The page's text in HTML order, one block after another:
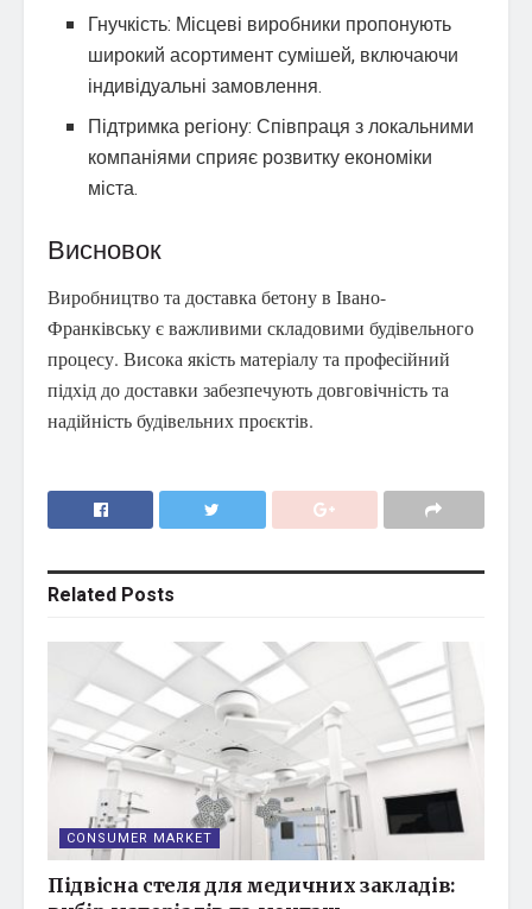
Гнучкість: Місцеві виробники пропонують
широкий асортимент сумішей, включаючи
індивідуальні замовлення.
Підтримка регіону: Співпраця з локальними
компаніями сприяє розвитку економіки
міста.
Висновок
Виробництво та доставка бетону в Івано-
Франківську є важливими складовими будівельного
процесу. Висока якість матеріалу та професійний
підхід до доставки забезпечують довговічність та
надійність будівельних проєктів.
Related Posts
CONSUMER MARKET
Підвісна стеля для медичних закладів: